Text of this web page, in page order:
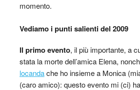
momento.
Vediamo i punti salienti del 2009
Il primo evento, il più importante, a
stata la morte dell’amica Elena,
locandache ho insieme a Monica
(caro amico): questo evento mi (ci)